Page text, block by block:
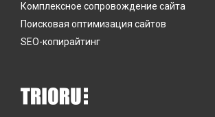
Комплексное сопровождение сайта
Поисковая оптимизация сайтов
SEO-копирайтинг